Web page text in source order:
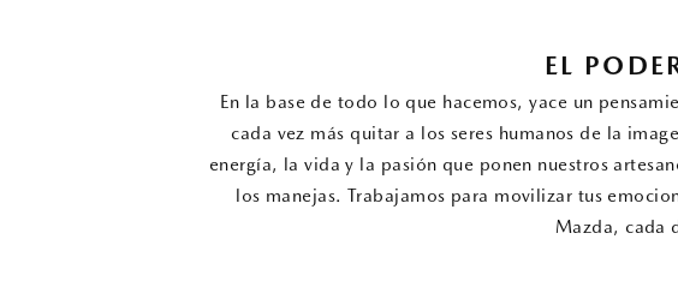
EL
En la base de todo lo que hacemos, yace un
cada vez más quitar a los seres humanos de la
energía, la vida y la pasión que ponen nuestros
los manejas. Trabajamos para movilizar tus
Mazda, cada